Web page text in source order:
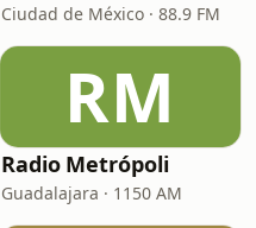
Ciudad de México · 88.9 FM
RM
Radio Metrópoli
Guadalajara · 1150 AM